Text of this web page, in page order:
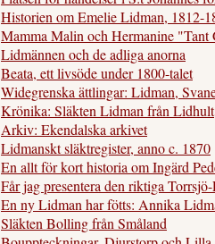
Historien om Emelie Lidman, 1812-
Mamma Malin och Hermanine
Lidmännen och de adliga anorna
Beata, ett livsöde under 1800-talet
Widegrenska ättlingar: Lidman,
Krönika: Släkten Lidman från Lidhult
Arkiv: Ekendalska arkivet
Lidmanskt släktregister, anno c. 1870
En allt för kort historia om Ingärd
Får jag presentera den riktiga Torrsjö-
En ny Lidman har fötts: Annika
Släkten Bolling från Småland